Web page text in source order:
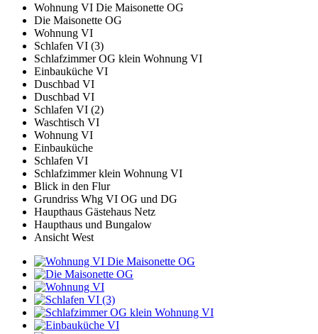
Wohnung VI Die Maisonette OG
Die Maisonette OG
Wohnung VI
Schlafen VI (3)
Schlafzimmer OG klein Wohnung VI
Einbauküche VI
Duschbad VI
Duschbad VI
Schlafen VI (2)
Waschtisch VI
Wohnung VI
Einbauküche
Schlafen VI
Schlafzimmer klein Wohnung VI
Blick in den Flur
Grundriss Whg VI OG und DG
Haupthaus Gästehaus Netz
Haupthaus und Bungalow
Ansicht West